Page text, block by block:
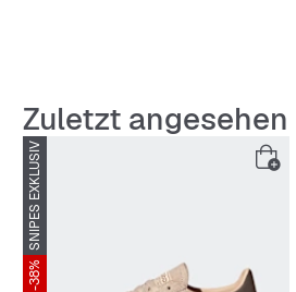
Zuletzt angesehen
SNIPES EXKLUSIV
-38%